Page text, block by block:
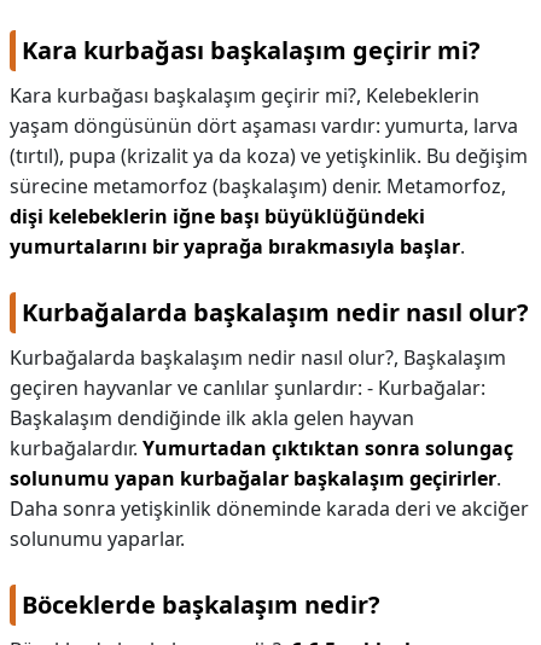
Kara kurbağası başkalaşım geçirir mi?
Kara kurbağası başkalaşım geçirir mi?, Kelebeklerin
yaşam döngüsünün dört aşaması vardır: yumurta, larva
(tırtıl), pupa (krizalit ya da koza) ve yetişkinlik. Bu değişim
sürecine metamorfoz (başkalaşım) denir. Metamorfoz,
dişi kelebeklerin iğne başı büyüklüğündeki
yumurtalarını bir yaprağa bırakmasıyla başlar.
Kurbağalarda başkalaşım nedir nasıl olur?
Kurbağalarda başkalaşım nedir nasıl olur?, Başkalaşım
geçiren hayvanlar ve canlılar şunlardır: - Kurbağalar:
Başkalaşım dendiğinde ilk akla gelen hayvan
kurbağalardır. Yumurtadan çıktıktan sonra solungaç
solunumu yapan kurbağalar başkalaşım geçirirler.
Daha sonra yetişkinlik döneminde karada deri ve akciğer
solunumu yaparlar.
Böceklerde başkalaşım nedir?